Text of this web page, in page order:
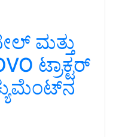
ಮತ್ತು
ಟ್ರಾಕ್ಟರ್